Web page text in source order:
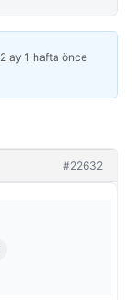
2 ay 1 hafta önce
#22632